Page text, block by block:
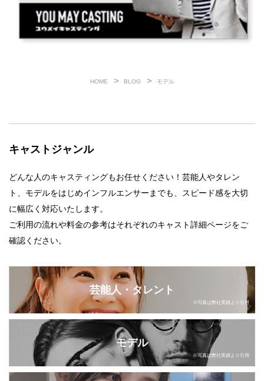
HOME BLOG モデル
キャストジャンル
どんな人のキャスティングもお任せください！芸能人やタレン
ト、モデルをはじめインフルエンサーまでも、スピード感を大切
に幅広く対応いたします。
ご利用の流れや料金の参考はそれぞれのキャスト詳細ページをご
確認ください。
芸能人・タレント
※写真は弊社実績より引用
モデル
※写真は弊社実績より引用